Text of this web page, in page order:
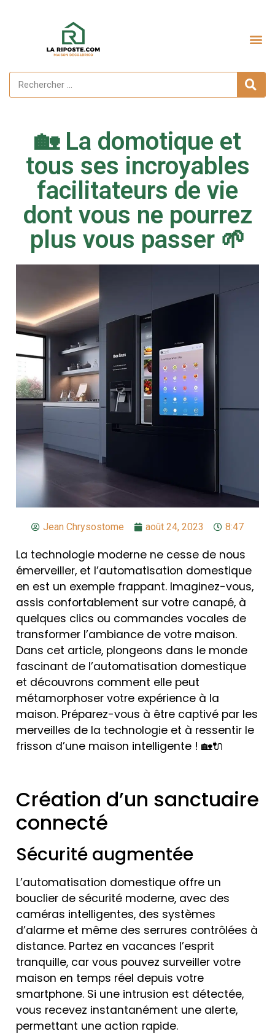
🏡 La domotique et
tous ses incroyables
facilitateurs de vie
dont vous ne pourrez
plus vous passer 🌱
Jean Chrysostome août 24, 2023 8:47
La technologie moderne ne cesse de nous
émerveiller, et l’automatisation domestique
en est un exemple frappant. Imaginez-vous,
assis confortablement sur votre canapé, à
quelques clics ou commandes vocales de
transformer l’ambiance de votre maison.
Dans cet article, plongeons dans le monde
fascinant de l’automatisation domestique
et découvrons comment elle peut
métamorphoser votre expérience à la
maison. Préparez-vous à être captivé par les
merveilles de la technologie et à ressentir le
frisson d’une maison intelligente ! 🏡🔌
Création d’un sanctuaire
connecté
Sécurité augmentée
L’automatisation domestique offre un
bouclier de sécurité moderne, avec des
caméras intelligentes, des systèmes
d’alarme et même des serrures contrôlées à
distance. Partez en vacances l’esprit
tranquille, car vous pouvez surveiller votre
maison en temps réel depuis votre
smartphone. Si une intrusion est détectée,
vous recevez instantanément une alerte,
permettant une action rapide.